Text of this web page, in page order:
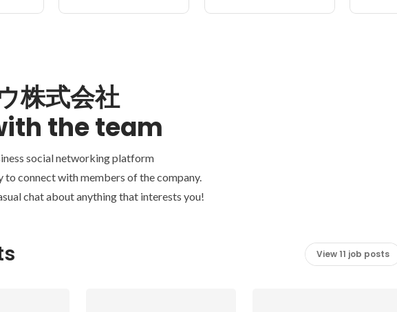
株式会社
the team
social networking platform
to connect with members of the company.
chat about anything that interests you!
View 11 job posts